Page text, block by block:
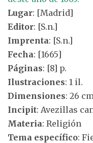
Lugar: [Madrid]
Editor: [S.n.]
Imprenta: [S.n.]
Fecha: [1665]
Páginas: [8] p.
Ilustraciones: 1 il.
Dimensiones: 26
Incipit: Avezillas
Materia: Religión
Tema específico: